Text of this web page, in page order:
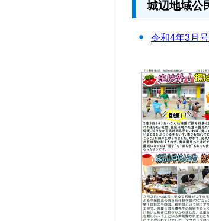
城辺地域
令和4年3月号